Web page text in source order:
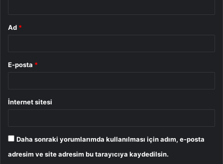
Ad *
E-posta *
İnternet sitesi
Daha sonraki yorumlarımda kullanılması için adım, e-posta
adresim ve site adresim bu tarayıcıya kaydedilsin.